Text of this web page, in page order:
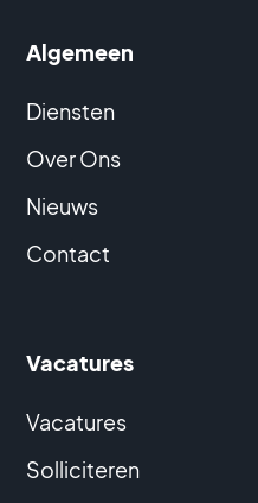
Algemeen
Diensten
Over Ons
Nieuws
Contact
Vacatures
Vacatures
Solliciteren